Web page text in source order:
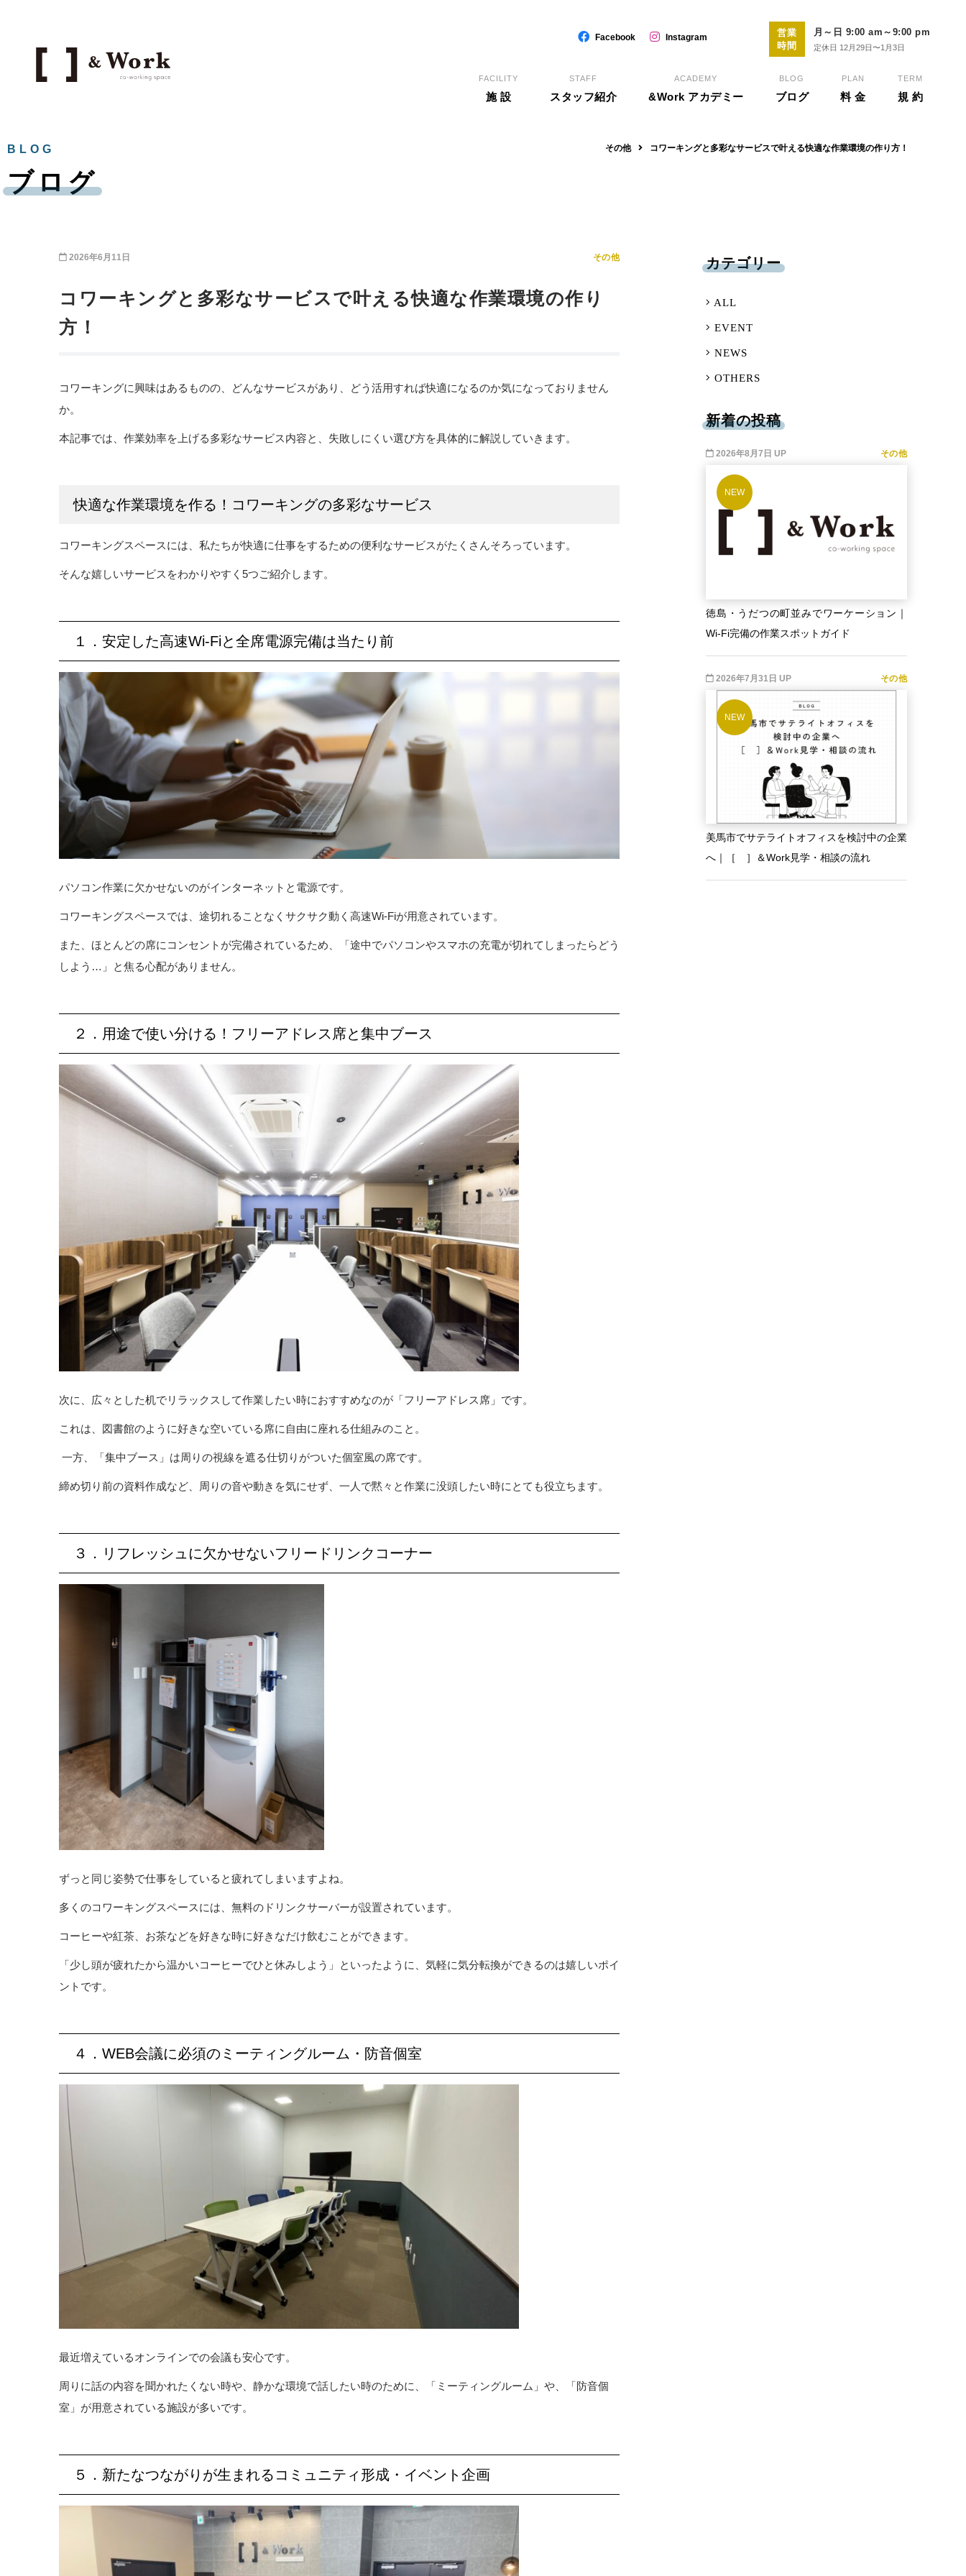
FACILITY
施 設
STAFF
スタッフ紹介
ACADEMY
&Work アカデミー
BLOG
ブログ
PLAN
料 金
TERM
規 約
Facebook Instagram
営業
時間
月～日 9:00 am～9:00 pm
定休日 12月29日〜1月3日
その他 コワーキングと多彩なサービスで叶える快適な作業環境の作り方！
BLOG
ブログ
2026年6月11日 その他
コワーキングと多彩なサービスで叶える快適な作業環境の作り
方！
コワーキングに興味はあるものの、どんなサービスがあり、どう活用すれば快適になるのか気になっておりません
か。
本記事では、作業効率を上げる多彩なサービス内容と、失敗しにくい選び方を具体的に解説していきます。
快適な作業環境を作る！コワーキングの多彩なサービス
コワーキングスペースには、私たちが快適に仕事をするための便利なサービスがたくさんそろっています。
そんな嬉しいサービスをわかりやすく5つご紹介します。
１．安定した高速Wi-Fiと全席電源完備は当たり前
パソコン作業に欠かせないのがインターネットと電源です。
コワーキングスペースでは、途切れることなくサクサク動く高速Wi-Fiが用意されています。
また、ほとんどの席にコンセントが完備されているため、「途中でパソコンやスマホの充電が切れてしまったらどう
しよう…」と焦る心配がありません。
２．用途で使い分ける！フリーアドレス席と集中ブース
次に、広々とした机でリラックスして作業したい時におすすめなのが「フリーアドレス席」です。
これは、図書館のように好きな空いている席に自由に座れる仕組みのこと。
一方、「集中ブース」は周りの視線を遮る仕切りがついた個室風の席です。
締め切り前の資料作成など、周りの音や動きを気にせず、一人で黙々と作業に没頭したい時にとても役立ちます。
３．リフレッシュに欠かせないフリードリンクコーナー
ずっと同じ姿勢で仕事をしていると疲れてしまいますよね。
多くのコワーキングスペースには、無料のドリンクサーバーが設置されています。
コーヒーや紅茶、お茶などを好きな時に好きなだけ飲むことができます。
「少し頭が疲れたから温かいコーヒーでひと休みしよう」といったように、気軽に気分転換ができるのは嬉しいポイ
ントです。
４．WEB会議に必須のミーティングルーム・防音個室
最近増えているオンラインでの会議も安心です。
周りに話の内容を聞かれたくない時や、静かな環境で話したい時のために、「ミーティングルーム」や、「防音個
室」が用意されている施設が多いです。
５．新たなつながりが生まれるコミュニティ形成・イベント企画
カテゴリー
ALL
EVENT
NEWS
OTHERS
新着の投稿
2026年8月7日 UP その他
徳島・うだつの町並みでワーケーション｜
Wi-Fi完備の作業スポットガイド
NEW
2026年7月31日 UP その他
美馬市でサテライトオフィスを検討中の企業
へ｜［ ］＆Work見学・相談の流れ
NEW